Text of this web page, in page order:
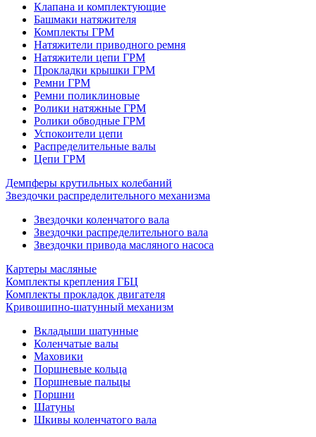
Клапана и комплектующие
Башмаки натяжителя
Комплекты ГРМ
Натяжители приводного ремня
Натяжители цепи ГРМ
Прокладки крышки ГРМ
Ремни ГРМ
Ремни поликлиновые
Ролики натяжные ГРМ
Ролики обводные ГРМ
Успокоители цепи
Распределительные валы
Цепи ГРМ
Демпферы крутильных колебаний
Звездочки распределительного механизма
Звездочки коленчатого вала
Звездочки распределительного вала
Звездочки привода масляного насоса
Картеры масляные
Комплекты крепления ГБЦ
Комплекты прокладок двигателя
Кривошипно-шатунный механизм
Вкладыши шатунные
Коленчатые валы
Маховики
Поршневые кольца
Поршневые пальцы
Поршни
Шатуны
Шкивы коленчатого вала